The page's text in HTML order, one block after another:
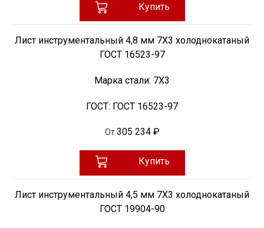
Купить
Лист инструментальный 4,8 мм 7Х3 холоднокатаный
ГОСТ 16523-97
Марка стали: 7Х3
ГОСТ: ГОСТ 16523-97
От 305 234 ₽
Купить
Лист инструментальный 4,5 мм 7Х3 холоднокатаный
ГОСТ 19904-90